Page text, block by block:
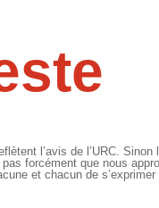
l’avis de l’URC.
forcément que nous
et chacun de